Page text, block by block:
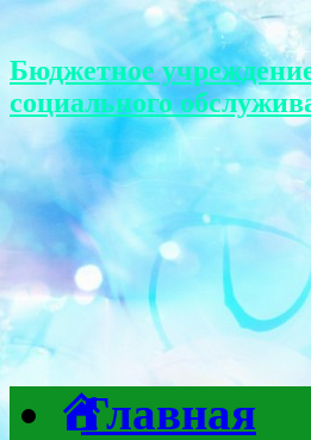
Бюджетное
социального
Главная